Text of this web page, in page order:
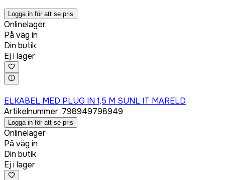
Logga in för att se pris
Onlinelager
På väg in
Din butik
Ej i lager
ELKABEL MED PLUG IN 1,5 M SUNL IT MARELD
Artikelnummer:798949798949
Logga in för att se pris
Onlinelager
På väg in
Din butik
Ej i lager